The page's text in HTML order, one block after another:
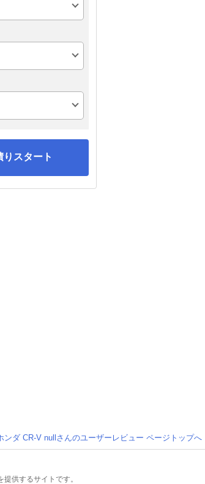
りスタート
ンダ CR-V nullさんのユーザーレビュー ページトップへ
供するサイトです。